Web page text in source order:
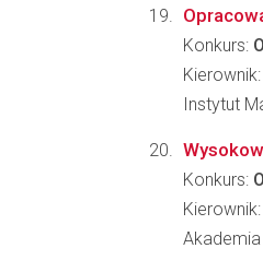
Konkurs:
Instytut
Konkurs: